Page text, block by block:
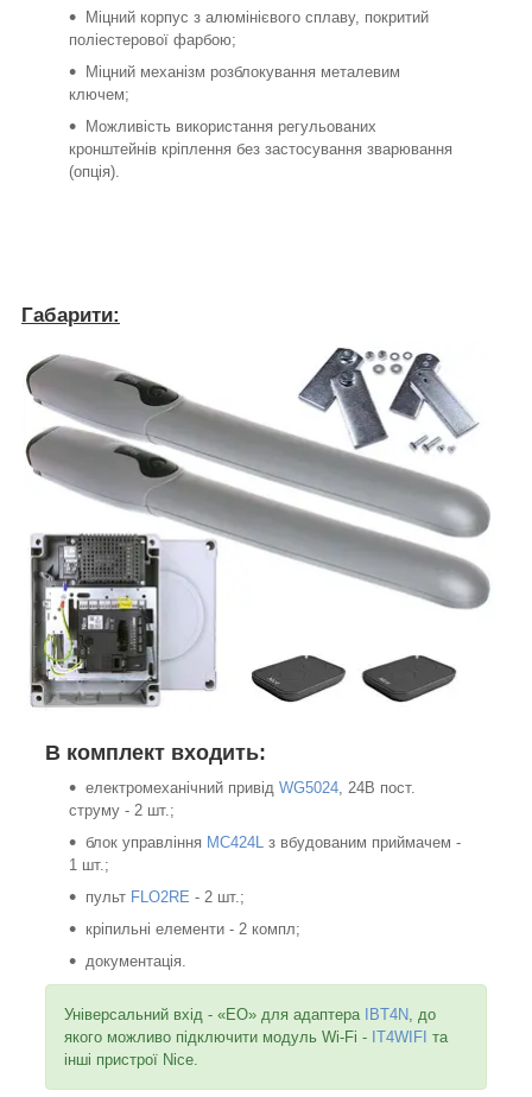
Міцний корпус з алюмінієвого сплаву, покритий
поліестерової фарбою;
Міцний механізм розблокування металевим
ключем;
Можливість використання регульованих
кронштейнів кріплення без застосування зварювання
(опція).
В комплект входить:
електромеханічний привід WG5024 , 24В пост.
струму - 2 шт.;
блок управління MC424L з вбудованим приймачем -
1 шт.;
пульт FLO2RE - 2 шт.;
кріпильні елементи - 2 компл;
документація.
Універсальний вхід - «EO» для адаптера IBT4N , до
якого можливо підключити модуль Wi-Fi - IT4WIFI та
інші пристрої Nice.
Габарити: